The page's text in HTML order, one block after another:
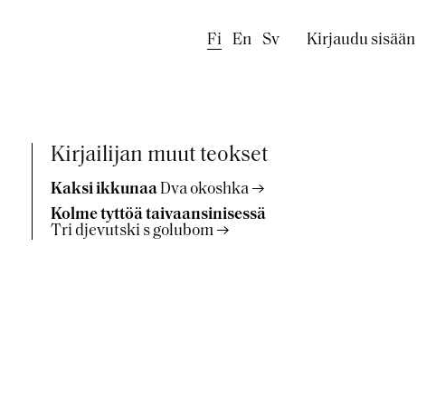
Fi En Sv Kirjaudu sisään
Kirjailijan muut teokset
Kaksi ikkunaa Dva okoshka
Kolme tyttöä taivaansinisessä
Tri djevutski s golubom